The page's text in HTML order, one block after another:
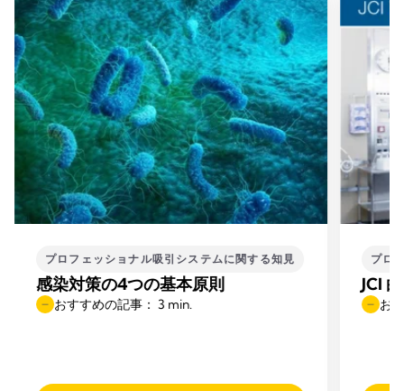
プロフェッショナル吸引システムに関する知見
感染対策の4つの基本原則
おすすめの記事： 3 min.
プロ
JCI
お